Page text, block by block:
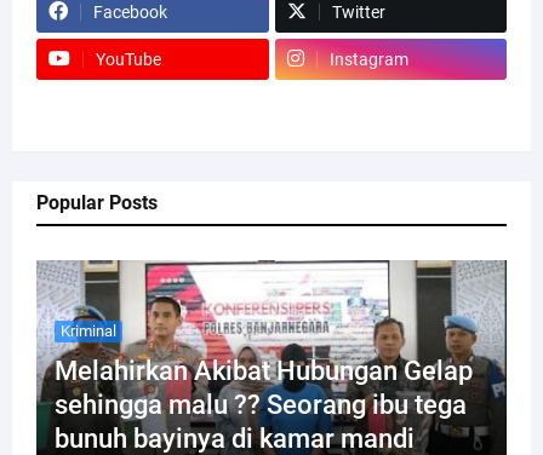
Facebook Twitter
YouTube Instagram
Popular Posts
Kriminal
Melahirkan Akibat Hubungan Gelap
sehingga malu ?? Seorang ibu tega
bunuh bayinya di kamar mandi